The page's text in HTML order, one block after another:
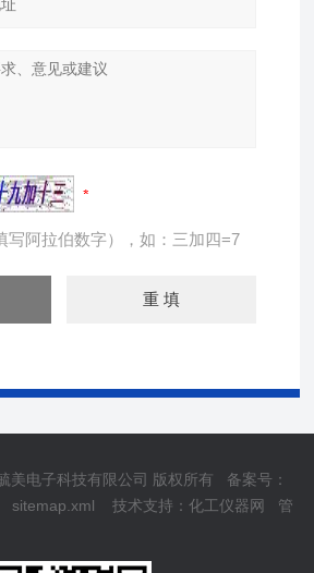
写阿拉伯数字），如：三加四=7
美电子科技有限公司 版权所有 备案号：
sitemap.xml 技术支持：化工仪器网
管